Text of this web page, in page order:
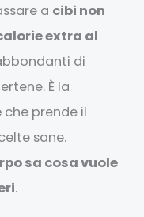
a cibi non
extra al
di
È la
che prende il
sane.
sa cosa vuole
.